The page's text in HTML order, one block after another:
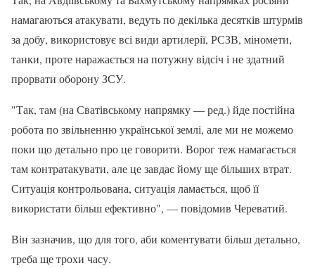
намагаються атакувати, ведуть по декілька десятків штурмів
за добу, використовує всі види артилерії, РСЗВ, міномети,
танки, проте наражається на потужну відсіч і не здатний
прорвати оборону ЗСУ.
"Так, там (на Сватівському напрямку — ред.) йде постійна
робота по звільненню української землі, але ми не можемо
поки що детально про це говорити. Ворог теж намагається
там контратакувати, але це завдає йому ще більших втрат.
Ситуація контрольована, ситуація ламається, щоб її
використати більш ефективно", — повідомив Череватий.
Він зазначив, що для того, аби коментувати більш детально,
треба ще трохи часу.